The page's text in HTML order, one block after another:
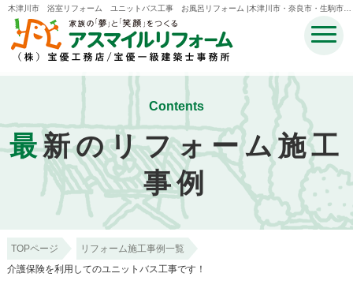
木津川市 浴室リフォーム ユニットバス工事 お風呂リフォーム |木津川市・奈良市・生駒市・
精華町・井手町のリフォームのことなら宝優工務店アスマイルリフォーム
Contents
最新のリフォーム施工
事例
TOPページ
リフォーム施工事例一覧
介護保険を利用してのユニットバス工事です！